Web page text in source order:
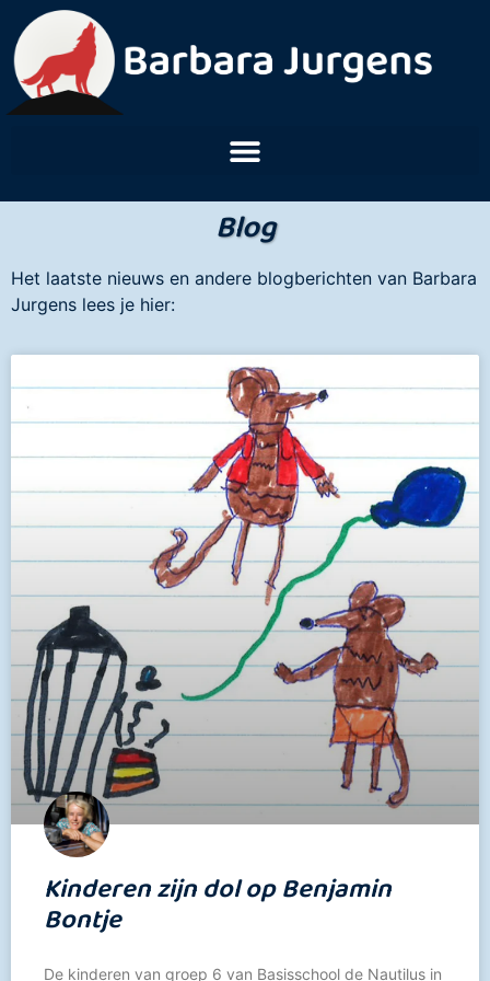
Blog
Het laatste nieuws en andere blogberichten van Barbara
Jurgens lees je hier:
Kinderen zijn dol op Benjamin
Bontje
De kinderen van groep 6 van Basisschool de Nautilus in